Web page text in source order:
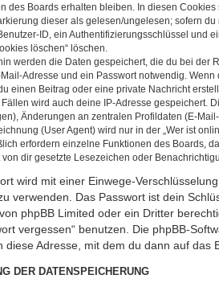
des Boards erhalten bleiben. In diesen
dieser als gelesen/ungelesen; sofern
ID, ein Authentifizierungsschlüssel und
löschen“ löschen.
werden die Daten gespeichert, die du bei der
Adresse und ein Passwort notwendig.
einen Beitrag oder eine private Nachricht
wird auch deine IP-Adresse gespeichert.
Änderungen an zentralen Profildaten (E-
(User Agent) wird nur in der „Wer ist
erfordern einzelne Funktionen des Boards,
dir gesetzte Lesezeichen oder
wird mit einer Einwege-
verwenden. Das Passwort ist dein
phpBB Limited oder ein Dritter
vergessen“ benutzen. Die phpBB-
diese Adresse, mit dem du dann auf das
DER DATENSPEICHERUNG